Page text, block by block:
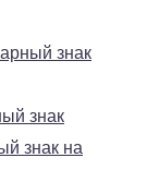
знак
знак
знак на